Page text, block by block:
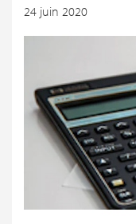
24 juin 2020